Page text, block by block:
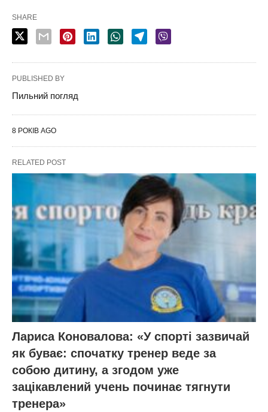
SHARE
PUBLISHED BY
Пильний погляд
8 РОКІВ AGO
RELATED POST
Лариса Коновалова: «У спорті зазвичай
як буває: спочатку тренер веде за
собою дитину, а згодом уже
зацікавлений учень починає тягнути
тренера»